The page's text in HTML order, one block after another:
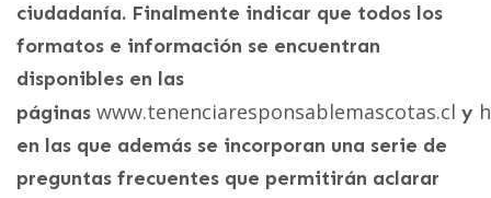
ciudadanía. Finalmente indicar que todos los
formatos e información se encuentran
disponibles en las
páginas www.tenenciaresponsablemascotas.cl y
en las que además se incorporan una serie de
preguntas frecuentes que permitirán aclarar